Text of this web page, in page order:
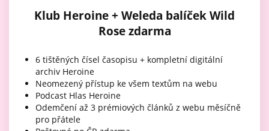
Klub Heroine + Weleda balíček Wild
Rose zdarma
6 tištěných čísel časopisu + kompletní digitální
archiv Heroine
Neomezený přístup ke všem textům na webu
Podcast Hlas Heroine
Odemčení až 3 prémiových článků z webu měsíčně
pro přátele